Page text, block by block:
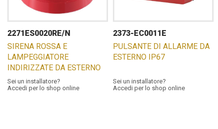
2271ES0020RE/N
SIRENA ROSSA E
LAMPEGGIATORE
INDIRIZZATE DA ESTERNO
Sei un installatore?
Accedi per lo shop online
2373-EC0011E
PULSANTE DI ALLARME DA
ESTERNO IP67
Sei un installatore?
Accedi per lo shop online